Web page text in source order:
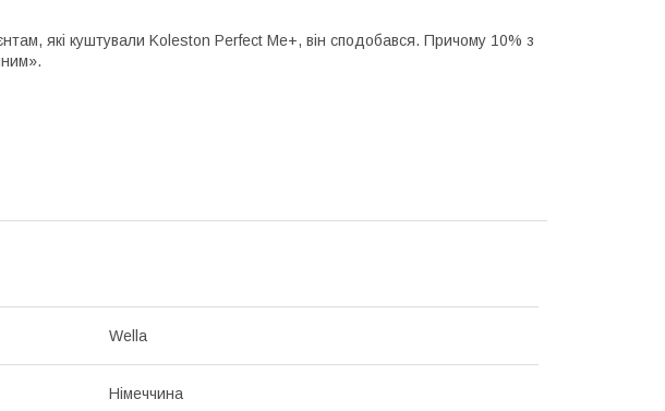
які куштували Koleston Perfect Me+, він сподобався. Причому 10% з
Wella
Німеччина